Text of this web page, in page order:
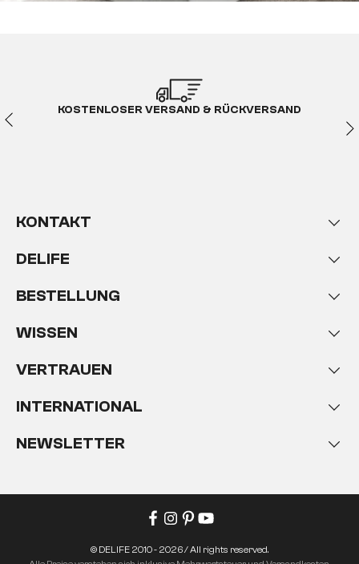
KOSTENLOSER VERSAND & RÜCKVERSAND
KONTAKT
DELIFE
BESTELLUNG
WISSEN
VERTRAUEN
INTERNATIONAL
NEWSLETTER
© DELIFE 2010 - 2026 / All rights reserved.